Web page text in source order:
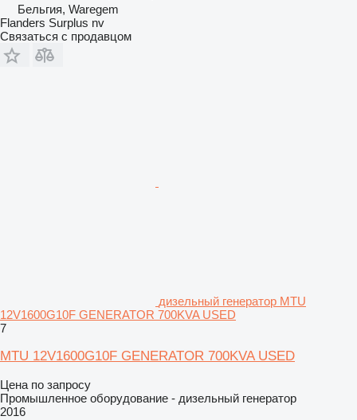
Бельгия, Waregem
Flanders Surplus nv
Связаться с продавцом
дизельный генератор MTU
12V1600G10F GENERATOR 700KVA USED
7
MTU 12V1600G10F GENERATOR 700KVA USED
Цена по запросу
Промышленное оборудование - дизельный генератор
2016